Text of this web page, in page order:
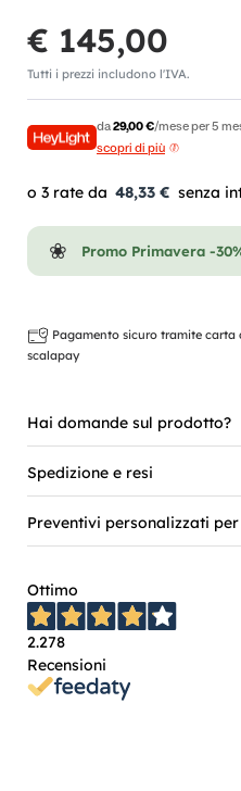
€ 145,00
Tutti i prezzi includono l'IVA.
da29,00 €/mese per 5
scopri di più
48,33 €
Promo Primavera -
Pagamento sicuro tramite
scalapay
Hai domande sul prodotto?
Spedizione e resi
Preventivi personalizzati
Ottimo
2.278
Recensioni